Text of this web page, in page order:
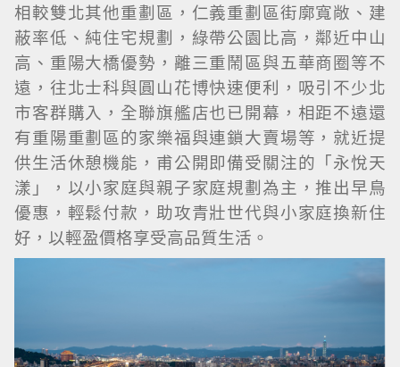
相較雙北其他重劃區，仁義重劃區街廓寬敞、建
蔽率低、純住宅規劃，綠帶公園比高，鄰近中山
高、重陽大橋優勢，離三重鬧區與五華商圈等不
遠，往北士科與圓山花博快速便利，吸引不少北
市客群購入，全聯旗艦店也已開幕，相距不遠還
有重陽重劃區的家樂福與連鎖大賣場等，就近提
供生活休憩機能，甫公開即備受關注的「永悅天
漾」，以小家庭與親子家庭規劃為主，推出早鳥
優惠，輕鬆付款，助攻青壯世代與小家庭換新住
好，以輕盈價格享受高品質生活。